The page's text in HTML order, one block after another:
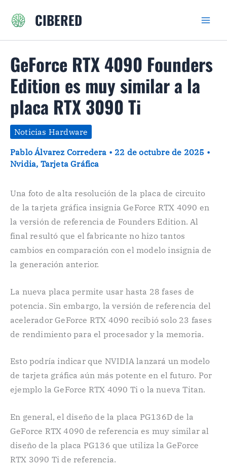
CIBERED
GeForce RTX 4090 Founders
Edition es muy similar a la
placa RTX 3090 Ti
Noticias Hardware
Pablo Álvarez Corredera • 22 de octubre de 2025 •
Nvidia, Tarjeta Gráfica
Una foto de alta resolución de la placa de circuito
de la tarjeta gráfica insignia GeForce RTX 4090 en
la versión de referencia de Founders Edition. Al
final resultó que el fabricante no hizo tantos
cambios en comparación con el modelo insignia de
la generación anterior.
La nueva placa permite usar hasta 28 fases de
potencia. Sin embargo, la versión de referencia del
acelerador GeForce RTX 4090 recibió solo 23 fases
de rendimiento para el procesador y la memoria.
Esto podría indicar que NVIDIA lanzará un modelo
de tarjeta gráfica aún más potente en el futuro. Por
ejemplo la GeForce RTX 4090 Ti o la nueva Titan.
En general, el diseño de la placa PG136D de la
GeForce RTX 4090 de referencia es muy similar al
diseño de la placa PG136 que utiliza la GeForce
RTX 3090 Ti de referencia.